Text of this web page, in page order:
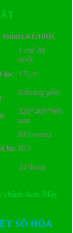
Model KG10HI
1 chế độ
nước
lọc 17L/h
Khoáng gốm
320*400*990
mm
RO vortex
lọc RO
24 tháng
chính thức Máy
SỐ HÓA